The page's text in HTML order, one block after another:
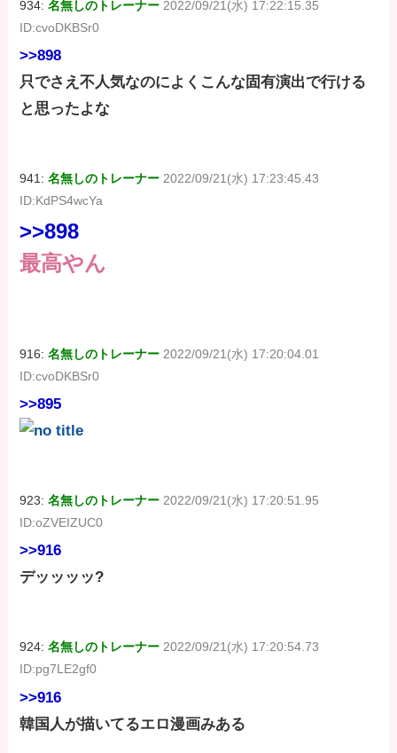
934:名無しのトレーナー 2022/09/21(水) 17:22:15.35
ID:cvoDKBSr0
>>898
只でさえ不人気なのによくこんな固有演出で行ける
と思ったよな
941:名無しのトレーナー 2022/09/21(水) 17:23:45.43
ID:KdPS4wcYa
>>898
最高やん
916:名無しのトレーナー 2022/09/21(水) 17:20:04.01
ID:cvoDKBSr0
>>895
923:名無しのトレーナー 2022/09/21(水) 17:20:51.95
ID:oZVEIZUC0
>>916
デッッッッ?
924:名無しのトレーナー 2022/09/21(水) 17:20:54.73
ID:pg7LE2gf0
>>916
韓国人が描いてるエロ漫画みある